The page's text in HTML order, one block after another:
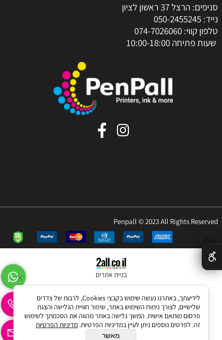
סניפים: הרצל 37 ראשון לציון
נייד: 050-2455245
טלפון קווי: 074-7026060
שעות פתיחה 10:00-18:00
Penpall © 2023 All Rights Reserved
בניית אתרים
לידיעתך, באתרנו נעשה שימוש בקבצי Cookies, לרבות של צדדים
שלישיים, לצורך ניתוח השימוש באתר, שיפור חוויית הגלישה והצגת
פרסום מותאם אישית. המשך גלישה באתר מהווה את הסכמתך לשימוש
זה. לפרטים נוספים ניתן לעיין במדיניות הפרטיות. מדיניות הפרטיות
מאשר